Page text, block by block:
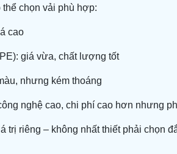
chọn vải phù hợp:
cao
giá vừa, chất lượng tốt
nhưng kém thoáng
nghệ cao, chi phí cao hơn nhưng
trị riêng – không nhất thiết phải chọn